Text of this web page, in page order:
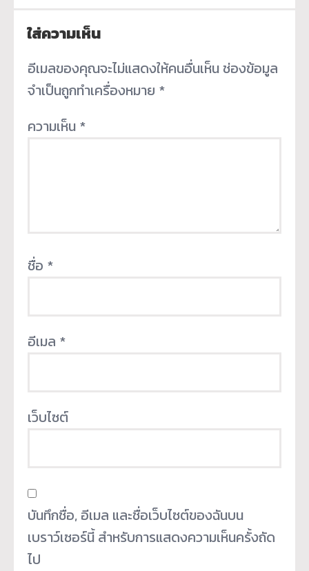
ใส่ความเห็น
อีเมลของคุณจะไม่แสดงให้คนอื่นเห็น ช่องข้อมูล
จำเป็นถูกทำเครื่องหมาย *
ความเห็น *
ชื่อ *
อีเมล *
เว็บไซต์
บันทึกชื่อ, อีเมล และชื่อเว็บไซต์ของฉันบน
เบราว์เซอร์นี้ สำหรับการแสดงความเห็นครั้งถัด
ไป